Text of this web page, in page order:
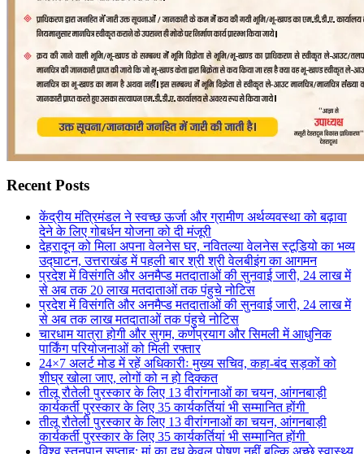
Recent Posts
केंद्रीय मंत्रिमंडल ने स्वच्छ ऊर्जा और ग्रामीण अर्थव्यवस्था को बढ़ावा
देने के लिए गोबर्धन योजना को दी मंजूरी
देहरादून को मिला अपना वेलनेस घर, नवितल्या वेलनेस स्टूडियो का भव्य
उद्घाटन, उत्तराखंड में पहली बार श्री श्री वेलबीइंग का आगमन
प्रदेश में विसंगति और अनमैप्ड मतदाताओं की सुनवाई जारी, 24 लाख में
से अब तक 20 लाख मतदाताओं तक पंहुचे नोटिस
प्रदेश में विसंगति और अनमैप्ड मतदाताओं की सुनवाई जारी, 24 लाख में
से अब तक लाख मतदाताओं तक पंहुचे नोटिस
चारधाम यात्रा होगी और सुगम, कर्णप्रयाग और सिमली में आधुनिक
पार्किंग परियोजनाओं को मिली रफ्तार
24×7 अलर्ट मोड में रहें अधिकारीः मुख्य सचिव, कहा-बंद सड़कों को
शीघ्र खोला जाए, लोगों को न हो दिक्कत
तीलू रौतेली पुरस्कार के लिए 13 वीरांगनाओं का चयन, आंगनबाड़ी
कार्यकर्ती पुरस्कार के लिए 35 कार्यकर्तियां भी सम्मानित होंगी
तीलू रौतेली पुरस्कार के लिए 13 वीरांगनाओं का चयन, आंगनबाड़ी
कार्यकर्ती पुरस्कार के लिए 35 कार्यकर्तियां भी सम्मानित होंगी
विश्व स्तनपान सप्ताह: मां का दूध केवल पोषण नहीं बल्कि अच्छे स्वास्थ्य